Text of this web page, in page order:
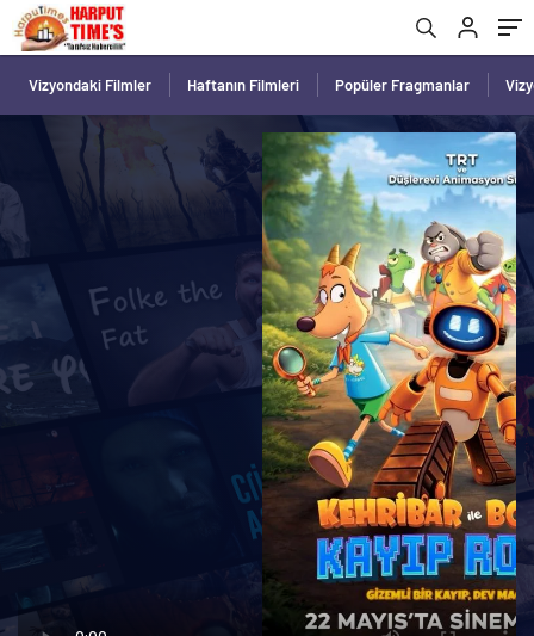
Vizyondaki Filmler Haftanın Filmleri Popüler Fragmanlar